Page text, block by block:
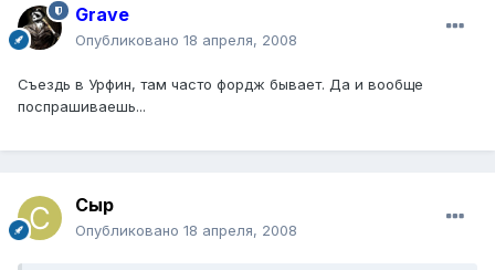
Grave
Опубликовано 18 апреля, 2008
Съездь в Урфин, там часто фордж бывает. Да и вообще
поспрашиваешь...
Сыр
Опубликовано 18 апреля, 2008